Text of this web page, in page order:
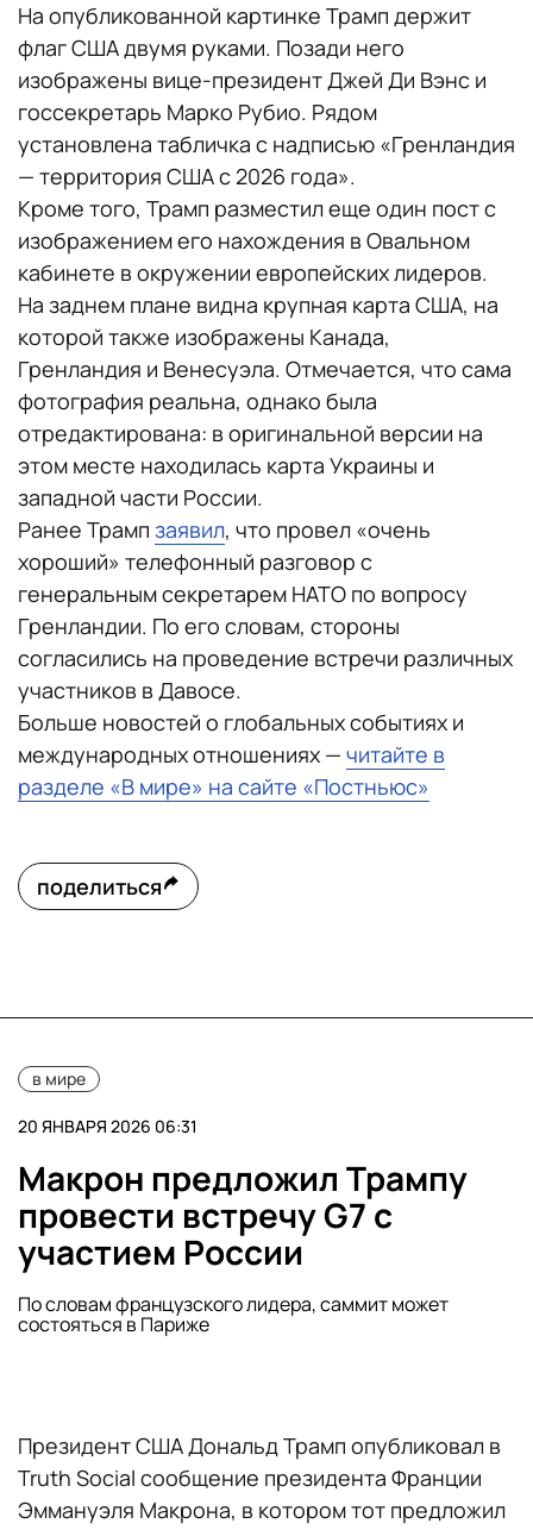
На опубликованной картинке Трамп держит
флаг США двумя руками. Позади него
изображены вице-президент Джей Ди Вэнс и
госсекретарь Марко Рубио. Рядом
установлена табличка с надписью «Гренландия
— территория США с 2026 года».
Кроме того, Трамп разместил еще один пост с
изображением его нахождения в Овальном
кабинете в окружении европейских лидеров.
На заднем плане видна крупная карта США, на
которой также изображены Канада,
Гренландия и Венесуэла. Отмечается, что сама
фотография реальна, однако была
отредактирована: в оригинальной версии на
этом месте находилась карта Украины и
западной части России.
Ранее Трамп заявил, что провел «очень
хороший» телефонный разговор с
генеральным секретарем НАТО по вопросу
Гренландии. По его словам, стороны
согласились на проведение встречи различных
участников в Давосе.
Больше новостей о глобальных событиях и
международных отношениях — читайте в
разделе «В мире» на сайте «Постньюс»
поделиться
в мире
20 ЯНВАРЯ 2026 06:31
Макрон предложил Трампу
провести встречу G7 с
участием России
По словам французского лидера, саммит может
состояться в Париже
Президент США Дональд Трамп опубликовал в
Truth Social сообщение президента Франции
Эммануэля Макрона, в котором тот предложил